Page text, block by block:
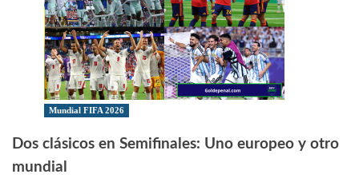
Mundial FIFA 2026
Dos clásicos en Semifinales: Uno europeo y otro
mundial